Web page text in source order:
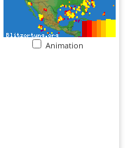
Animation